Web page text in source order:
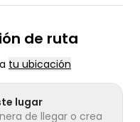
de ruta
tu ubicación
lugar
de llegar o crea